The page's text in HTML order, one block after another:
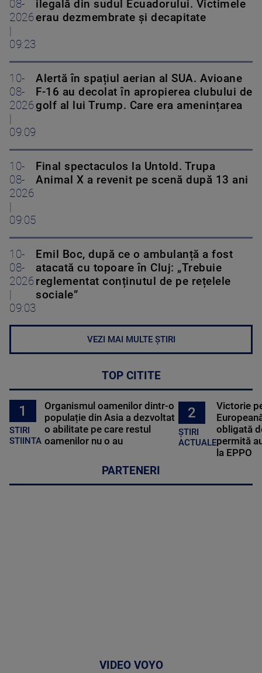
08-
2026
09:23
ilegală din sudul Ecuadorului. Victimele
erau dezmembrate și decapitate
10-
08-
2026
09:09
Alertă în spațiul aerian al SUA. Avioane
F-16 au decolat în apropierea clubului de
golf al lui Trump. Care era amenințarea
10-
08-
2026
09:05
Final spectaculos la Untold. Trupa
Animal X a revenit pe scenă după 13 ani
10-
08-
2026
09:03
Emil Boc, după ce o ambulanță a fost
atacată cu topoare în Cluj: „Trebuie
reglementat conținutul de pe rețelele
sociale”
VEZI MAI MULTE ȘTIRI
TOP CITITE
1
STIRI
STIINTA
Organismul oamenilor dintr-o
populație din Asia a dezvoltat
o abilitate pe care restul
oamenilor nu o au
2
ȘTIRI
ACTUALE
Victorie
obligată
permită
la EPPO
PARTENERI
VIDEO VOYO